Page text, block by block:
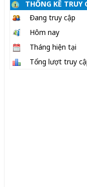
THỐNG KÊ TRUY
Đang truy cập
Hôm nay
Tháng hiện tại
Tổng lượt truy